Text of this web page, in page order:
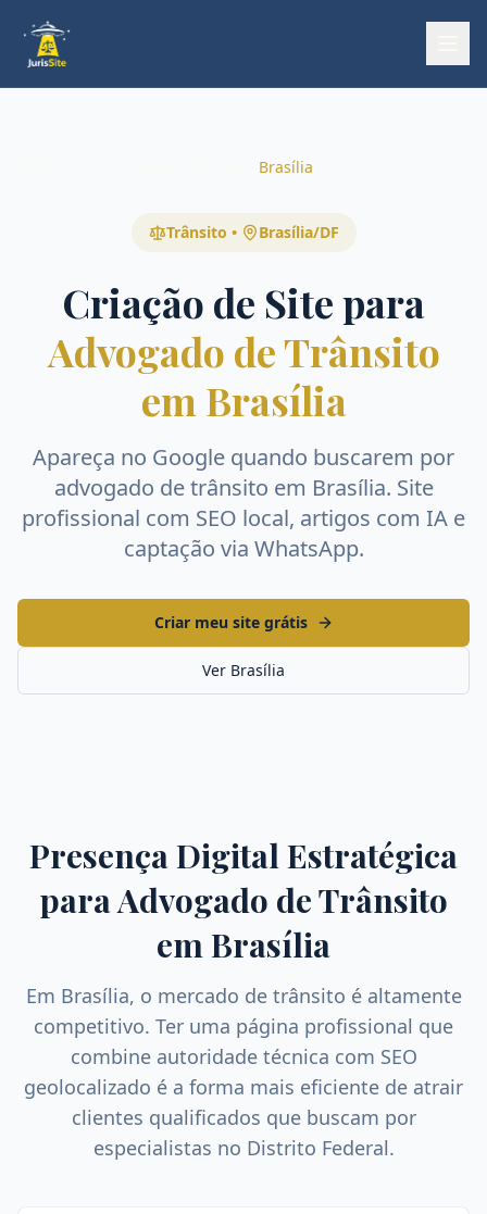
Brasília
Trânsito • Brasília/DF
Criação de Site para
Advogado de Trânsito
em Brasília
Apareça no Google quando buscarem por
advogado de trânsito em Brasília. Site
profissional com SEO local, artigos com IA e
captação via WhatsApp.
Criar meu site grátis
Ver Brasília
Presença Digital Estratégica
paraAdvogado de Trânsito
emBrasília
Em Brasília, o mercado de trânsito é altamente
competitivo. Ter uma página profissional que
combine autoridade técnica com SEO
geolocalizado é a forma mais eficiente de atrair
clientes qualificados que buscam por
especialistas no Distrito Federal.